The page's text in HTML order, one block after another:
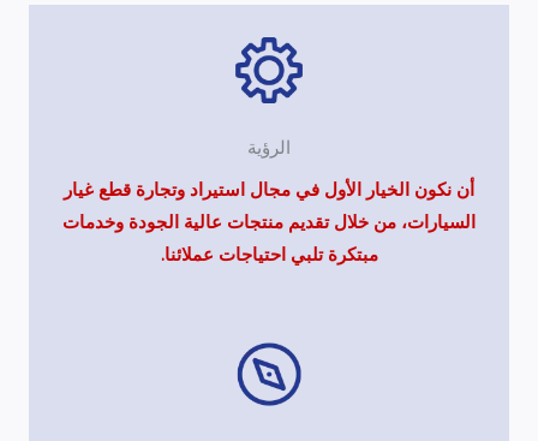
الرؤية
أن نكون الخيار الأول في مجال استيراد وتجارة قطع غيار
السيارات، من خلال تقديم منتجات عالية الجودة وخدمات
مبتكرة تلبي احتياجات عملائنا.